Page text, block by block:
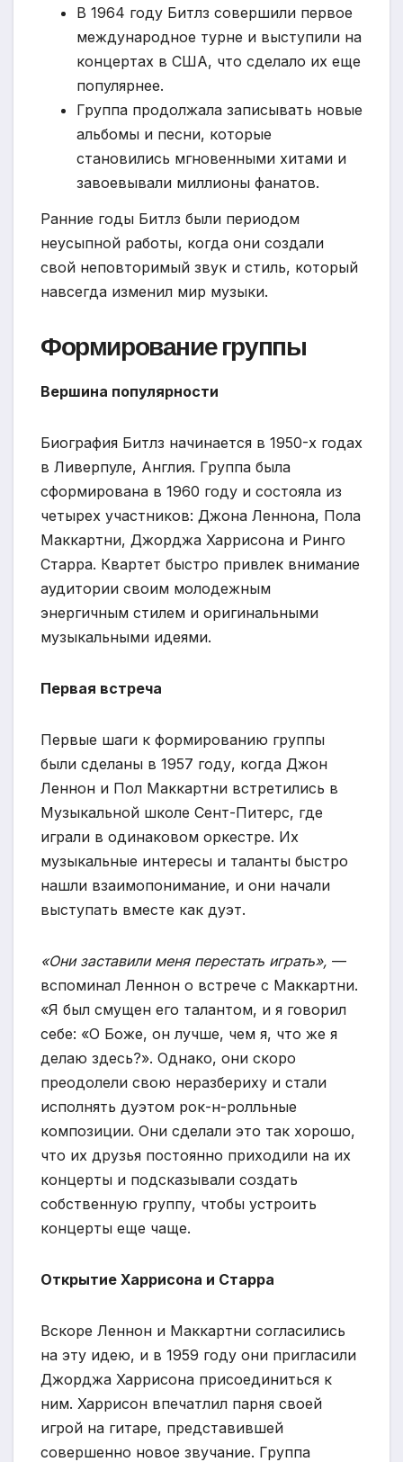
В 1964 году Битлз совершили первое
международное турне и выступили на
концертах в США, что сделало их еще
популярнее.
Группа продолжала записывать новые
альбомы и песни, которые
становились мгновенными хитами и
завоевывали миллионы фанатов.
Ранние годы Битлз были периодом
неусыпной работы, когда они создали
свой неповторимый звук и стиль, который
навсегда изменил мир музыки.
Формирование группы
Вершина популярности
Биография Битлз начинается в 1950-х годах
в Ливерпуле, Англия. Группа была
сформирована в 1960 году и состояла из
четырех участников: Джона Леннона, Пола
Маккартни, Джорджа Харрисона и Ринго
Старра. Квартет быстро привлек внимание
аудитории своим молодежным
энергичным стилем и оригинальными
музыкальными идеями.
Первая встреча
Первые шаги к формированию группы
были сделаны в 1957 году, когда Джон
Леннон и Пол Маккартни встретились в
Музыкальной школе Сент-Питерс, где
играли в одинаковом оркестре. Их
музыкальные интересы и таланты быстро
нашли взаимопонимание, и они начали
выступать вместе как дуэт.
«Они заставили меня перестать играть», —
вспоминал Леннон о встрече с Маккартни.
«Я был смущен его талантом, и я говорил
себе: «О Боже, он лучше, чем я, что же я
делаю здесь?». Однако, они скоро
преодолели свою неразбериху и стали
исполнять дуэтом рок-н-ролльные
композиции. Они сделали это так хорошо,
что их друзья постоянно приходили на их
концерты и подсказывали создать
собственную группу, чтобы устроить
концерты еще чаще.
Открытие Харрисона и Старра
Вскоре Леннон и Маккартни согласились
на эту идею, и в 1959 году они пригласили
Джорджа Харрисона присоединиться к
ним. Харрисон впечатлил парня своей
игрой на гитаре, представившей
совершенно новое звучание. Группа